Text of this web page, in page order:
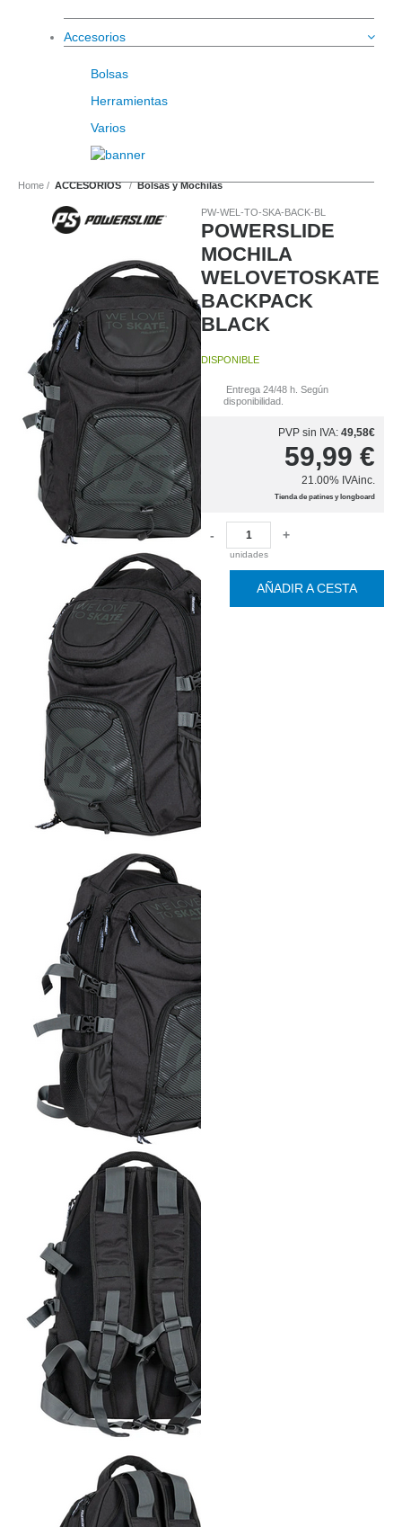
Accesorios
Bolsas
Herramientas
Varios
Home ACCESORIOS Bolsas y Mochilas
PW-WEL-TO-SKA-BACK-BL
POWERSLIDE
MOCHILA
WELOVETOSKATE
BACKPACK
BLACK
DISPONIBLE
Entrega 24/48 h. Según
disponibilidad.
PVP sin IVA: 49,58€
59,99 €
21.00% IVAinc.
Tienda de patines y longboard
-
unidades
+
AÑADIR A CESTA